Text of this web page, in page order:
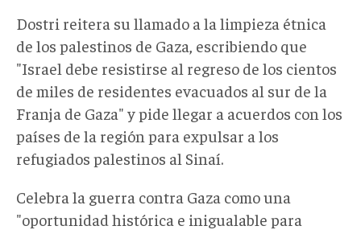
Dostri reitera su llamado a la limpieza étnica
de los palestinos de Gaza, escribiendo que
"Israel debe resistirse al regreso de los cientos
de miles de residentes evacuados al sur de la
Franja de Gaza" y pide llegar a acuerdos con los
países de la región para expulsar a los
refugiados palestinos al Sinaí.
Celebra la guerra contra Gaza como una
"oportunidad histórica e inigualable para